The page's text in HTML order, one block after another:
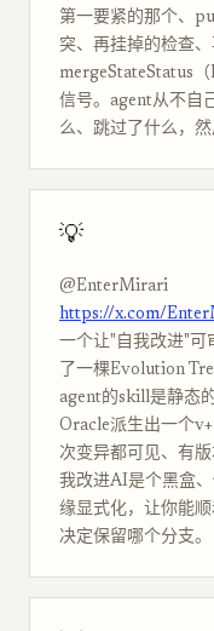
第一要紧的那个、
突、再挂掉的检查
mergeStateStatus
信号。agent从不自
么、跳过了什么，然
💡
@EnterMirari
https://x.com/
一个让"自我改进"可
了一棵Evolution
agent的skill是静态
Oracle派生出一个
次变异都可见、有
我改进AI是个黑盒
缘显式化，让你能
决定保留哪个分支。